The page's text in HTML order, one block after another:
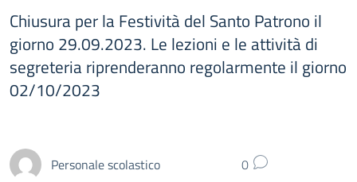
Chiusura per la Festività del Santo Patrono il
giorno 29.09.2023. Le lezioni e le attività di
segreteria riprenderanno regolarmente il giorno
02/10/2023
Personale scolastico 0